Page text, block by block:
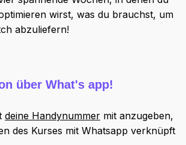
wirst, was du brauchst, um
abzuliefern!
über What's app!
deine Handynummer mit anzugeben,
des Kurses mit Whatsapp verknüpft